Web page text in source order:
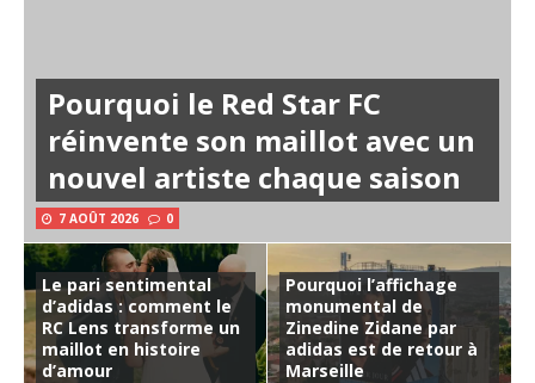
Pourquoi le Red Star FC
réinvente son maillot avec un
nouvel artiste chaque saison
7 AOÛT 2026 0
Le pari sentimental
d’adidas : comment le
RC Lens transforme un
maillot en histoire
d’amour
Pourquoi l’affichage
monumental de
Zinedine Zidane par
adidas est de retour à
Marseille